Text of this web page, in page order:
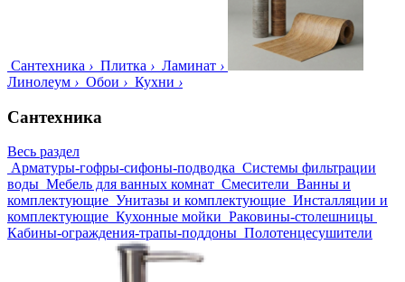
Сантехника › Плитка › Ламинат ›
Линолеум › Обои › Кухни ›
Сантехника
Весь раздел
Арматуры-гофры-сифоны-подводка Системы фильтрации
воды Мебель для ванных комнат Смесители Ванны и
комплектующие Унитазы и комплектующие Инсталляции и
комплектующие Кухонные мойки Раковины-столешницы
Кабины-ограждения-трапы-поддоны Полотенцесушители